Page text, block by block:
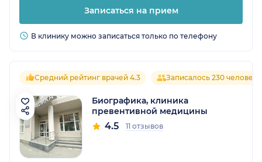
Записаться на прием
В клинику можно записаться только по телефону
Средний рейтинг врачей 4.3 Записалось 230 человек
Биографика, клиника
превентивной медицины
4.5 11 отзывов